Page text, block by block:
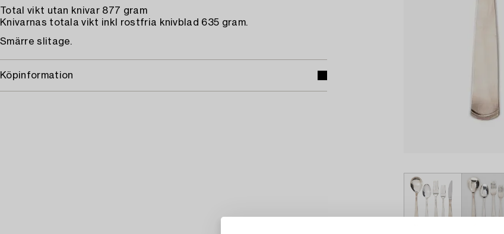
Total vikt utan knivar 877 gram
Knivarnas totala vikt inkl rostfria knivblad 635 gram.
Smärre slitage.
Köpinformation